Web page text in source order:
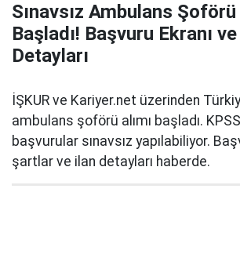
Sınavsız Ambulans Şoförü
Başladı! Başvuru Ekranı
Detayları
İŞKUR ve Kariyer.net üzerinden
ambulans şoförü alımı başladı.
başvurular sınavsız yapılabiliyor.
şartlar ve ilan detayları haberde.